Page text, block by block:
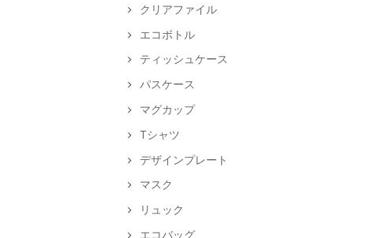
クリアファイル
エコボトル
ティッシュケース
パスケース
マグカップ
Tシャツ
デザインプレート
マスク
リュック
エコバッグ